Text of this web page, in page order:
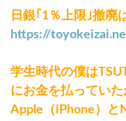
日銀｢1％上限｣撤廃
https://
学生時代の僕は
にお金を払ってい
Apple（iPhone）と